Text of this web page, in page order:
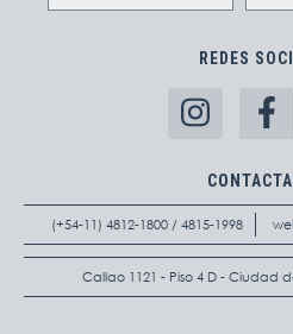
REDES
(+54-11) 4812-1800 / 4815-1998
Callao 1121 - Piso 4 D - Ciudad